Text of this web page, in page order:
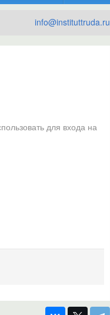
info@instituttruda.ru
для входа на